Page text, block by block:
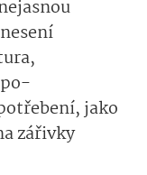
po­
jako
zářivky